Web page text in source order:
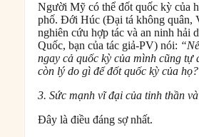
Người Mỹ có thể đốt quốc kỳ của
phố. Đới Húc (Đại tá không quân,
nghiên cứu hợp tác và an ninh hải
Quốc, bạn của tác giả-PV) nói:
ngay cả quốc kỳ của mình cũng tự
còn lý do gì để đốt quốc kỳ của
3. Sức mạnh vĩ đại của tinh thần
Đây là điều đáng sợ nhất.